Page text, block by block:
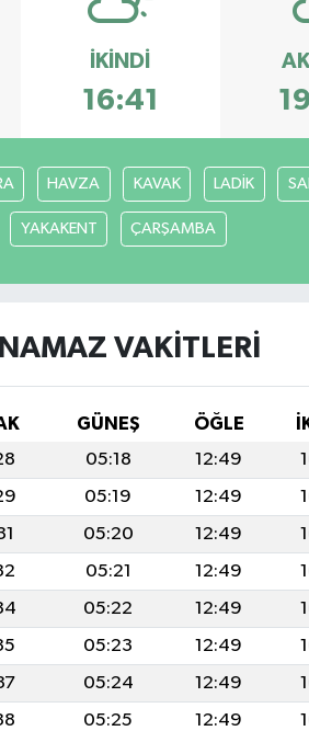
İKINDI
16:41
HAVZA KAVAK LADİK
YAKAKENT ÇARŞAMBA
VAKITLERI
GÜNEŞ ÖĞLE
05:18 12:49
05:19 12:49
05:20 12:49
05:21 12:49
05:22 12:49
05:23 12:49
05:24 12:49
05:25 12:49